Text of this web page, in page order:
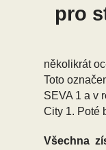
pro
několikrát
Toto
SEVA 1 a v
City 1. Poté
Všechna